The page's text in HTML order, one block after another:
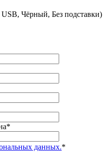
Чёрный, Без подставки)
*
данных.*